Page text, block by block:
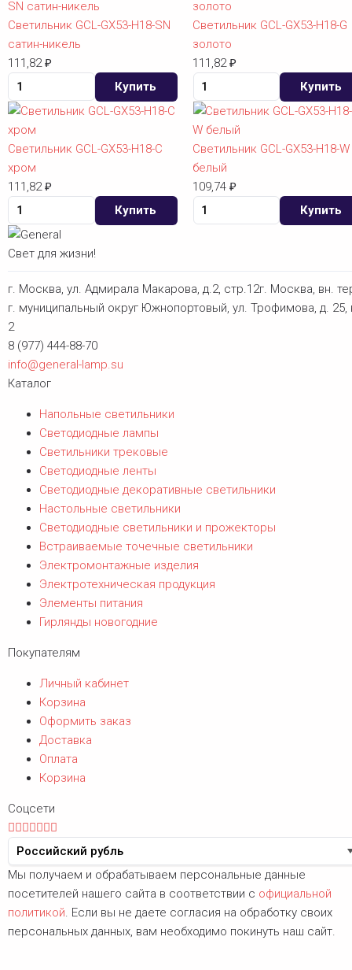
Светильник GCL-GX53-H18-SN
сатин-никель
111,82₽
Купить
Светильник GCL-GX53-H18-G
золото
111,82₽
Купить
Светильник GCL-GX53-H18-C
хром
111,82₽
Купить
Светильник GCL-GX53-H18-W
белый
109,74₽
Купить
Свет для жизни!
г. Москва, ул. Адмирала Макарова, д.2, стр.12г. Москва, вн.
г. муниципальный округ Южнопортовый, ул. Трофимова, д. 25,
2
8 (977) 444-88-70
info@general-lamp.su
Каталог
Напольные светильники
Светодиодные лампы
Светильники трековые
Светодиодные ленты
Светодиодные декоративные светильники
Настольные светильники
Светодиодные светильники и прожекторы
Встраиваемые точечные светильники
Электромонтажные изделия
Электротехническая продукция
Элементы питания
Гирлянды новогодние
Покупателям
Личный кабинет
Корзина
Оформить заказ
Доставка
Оплата
Корзина
Соцсети
Мы получаем и обрабатываем персональные данные
посетителей нашего сайта в соответствии с официальной
политикой. Если вы не даете согласия на обработку своих
персональных данных, вам необходимо покинуть наш сайт.